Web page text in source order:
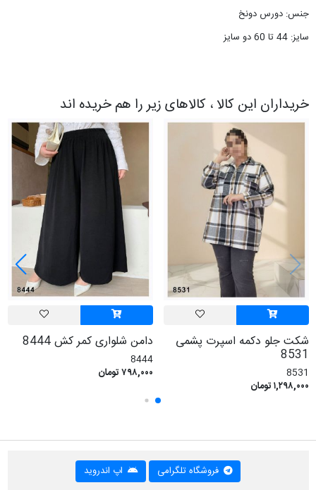
جنس: دورس دونخ
سایز: 44 تا 60 دو سایز
خریداران این کالا ، کالاهای زیر را هم خریده اند
شکت جلو دکمه اسپرت پشمی
8531
8531
۱,۲۹۸,۰۰۰ تومان
دامن شلواری کمر کش 8444
8444
۷۹۸,۰۰۰ تومان
فروشگاه تلگرامی اپ اندروید